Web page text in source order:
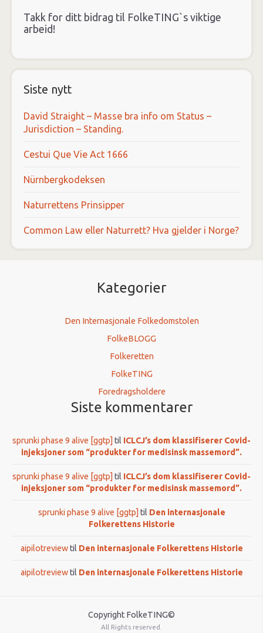
Takk for ditt bidrag til FolkeTING`s viktige
arbeid!
Siste nytt
David Straight – Masse bra info om Status –
Jurisdiction – Standing.
Cestui Que Vie Act 1666
Nürnbergkodeksen
Naturrettens Prinsipper
Common Law eller Naturrett? Hva gjelder i Norge?
Kategorier
Den Internasjonale Folkedomstolen
FolkeBLOGG
Folkeretten
FolkeTING
Foredragsholdere
Siste kommentarer
sprunki phase 9 alive [ggtp] til ICLCJ’s dom klassifiserer Covid-
injeksjoner som “produkter for medisinsk massemord”.
sprunki phase 9 alive [ggtp] til ICLCJ’s dom klassifiserer Covid-
injeksjoner som “produkter for medisinsk massemord”.
sprunki phase 9 alive [ggtp] til Den internasjonale
Folkerettens Historie
aipilotreviewtil Den internasjonale Folkerettens Historie
aipilotreviewtil Den internasjonale Folkerettens Historie
Copyright FolkeTING©
All Rights reserved.